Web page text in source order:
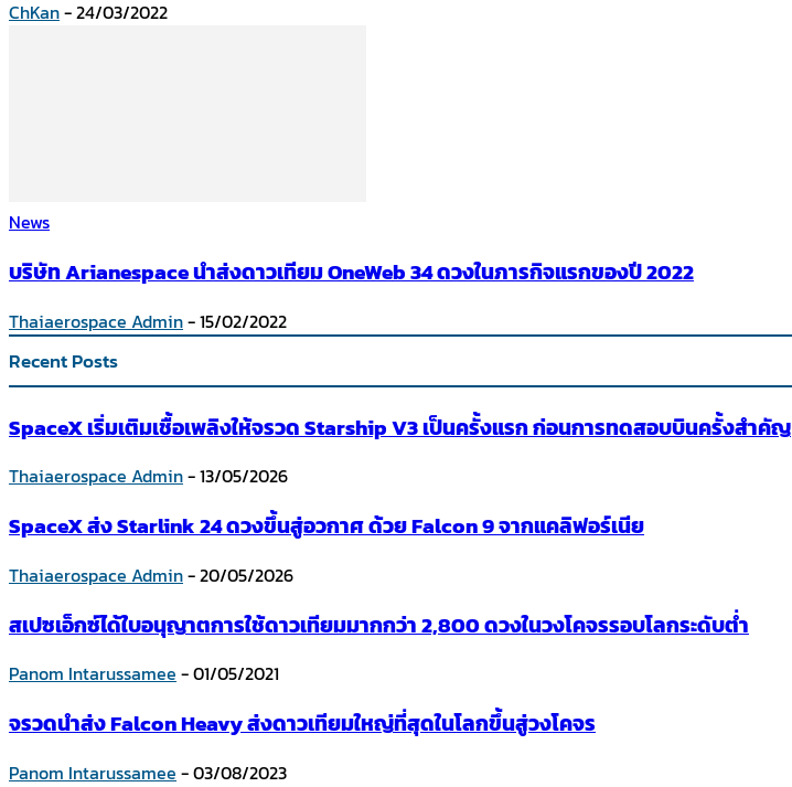
ChKan-24/03/2022
News
บริษัท Arianespace นำส่งดาวเทียม OneWeb 34 ดวงในภารกิจแรกของปี 2022
Thaiaerospace Admin-15/02/2022
Recent Posts
SpaceX เริ่มเติมเชื้อเพลิงให้จรวด Starship V3 เป็นครั้งแรก ก่อนการทดสอบบินครั้งสำคัญ
Thaiaerospace Admin-13/05/2026
SpaceX ส่ง Starlink 24 ดวงขึ้นสู่อวกาศ ด้วย Falcon 9 จากแคลิฟอร์เนีย
Thaiaerospace Admin-20/05/2026
สเปซเอ็กซ์ได้ใบอนุญาตการใช้ดาวเทียมมากกว่า 2,800 ดวงในวงโคจรรอบโลกระดับต่ำ
Panom Intarussamee -01/05/2021
จรวดนำส่ง Falcon Heavy ส่งดาวเทียมใหญ่ที่สุดในโลกขึ้นสู่วงโคจร
Panom Intarussamee -03/08/2023